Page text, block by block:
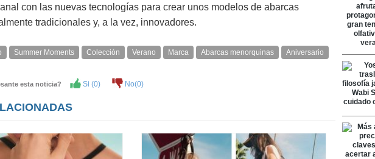
con las nuevas tecnologías para crear unos modelos de abarcas
tradicionales y, a la vez, innovadores.
Summer Moments Colección Verano Marca Abarcas menorquinas Aniversario
esta noticia? Si (0) No(0)